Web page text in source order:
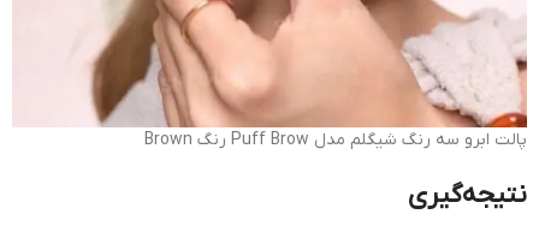
پالت ابرو سه رنگ شیگلم مدل Puff Brow رنگ Brown
نتیجه‌گیری